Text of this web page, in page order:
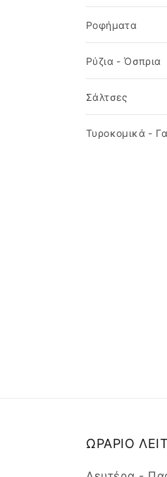
Ροφήματα
Ρύζια - Όσπρια
Σάλτσες
Τυροκομικά -
ΩΡΑΡΙΟ